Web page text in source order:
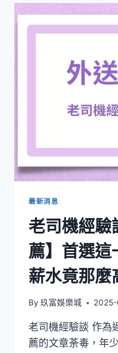
最新消息
老司機經驗
薦】首選這
薪水竟那麼
By 玖富娛樂城
老司機經驗談 作為
薦的文章荼毒，年